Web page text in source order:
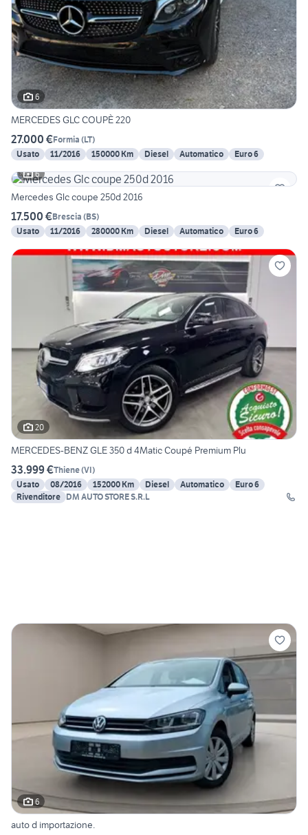
6
MERCEDES GLC COUPÈ 220
27.000 €Formia (LT)
Usato
11/2016 150000 Km Diesel Automatico
Euro 6
6
Mercedes Glc coupe 250d 2016
17.500 €Brescia (BS)
Usato
11/2016 280000 Km Diesel Automatico Euro 6
20
MERCEDES-BENZ GLE 350 d 4Matic Coupé Premium Plu
33.999 €Thiene(VI)
Usato
08/2016 152000 Km Diesel Automatico
Euro 6
Rivenditore DM AUTO STORE S.R.L
6
auto d importazione.